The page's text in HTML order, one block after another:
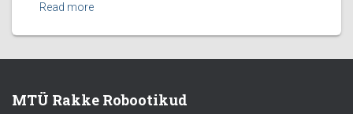
Read more
MTÜ Rakke Robootikud